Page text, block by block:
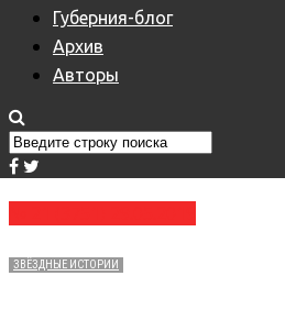
Губерния-блог
Архив
Авторы
ЗВЁЗДНЫЕ ИСТОРИИ